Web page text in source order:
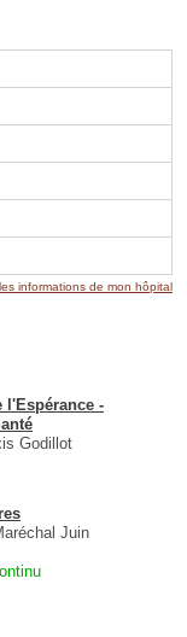
informations de mon hôpital
l'Espérance -
Godillot
Juin